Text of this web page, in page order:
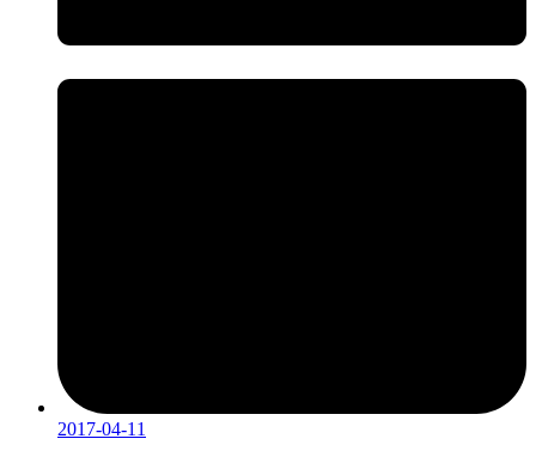
2017-04-11